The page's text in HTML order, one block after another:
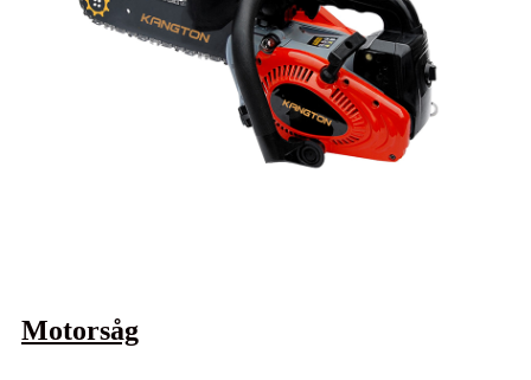
Motorsåg